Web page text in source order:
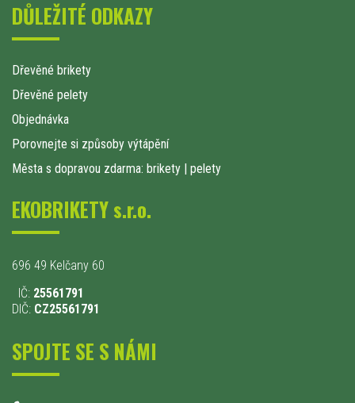
DŮLEŽITÉ ODKAZY
Dřevěné brikety
Dřevěné pelety
Objednávka
Porovnejte si způsoby výtápění
Města s dopravou zdarma: brikety | pelety
EKOBRIKETY s.r.o.
696 49 Kelčany 60
IČ: 25561791
DIČ: CZ25561791
SPOJTE SE S NÁMI